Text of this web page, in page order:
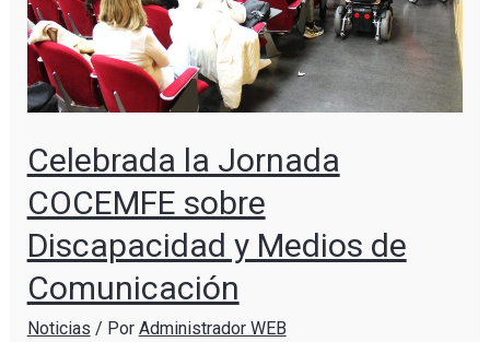
Celebrada la Jornada
COCEMFE sobre
Discapacidad y Medios de
Comunicación
Noticias / Por Administrador WEB